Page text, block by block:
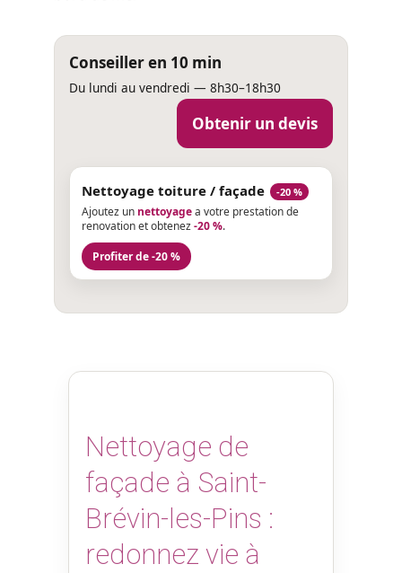
Conseiller en 10 min
Du lundi au vendredi — 8h30–18h30
Obtenir un devis
Nettoyage toiture / façade -20 %
Ajoutez un nettoyagea votre prestation de
renovation et obtenez-20 %.
Profiter de -20 %
Nettoyage de
façade à Saint-
Brévin-les-Pins :
redonnez vie à